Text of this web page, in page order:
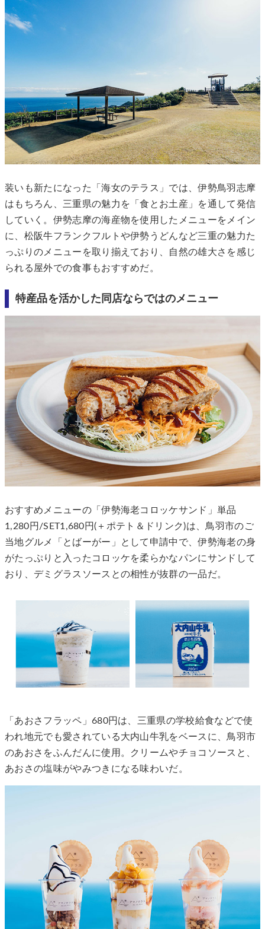
装いも新たになった「海女のテラス」では、伊勢鳥羽志摩
はもちろん、三重県の魅力を「食とお土産」を通して発信
していく。伊勢志摩の海産物を使用したメニューをメイン
に、松阪牛フランクフルトや伊勢うどんなど三重の魅力た
っぷりのメニューを取り揃えており、自然の雄大さを感じ
られる屋外での食事もおすすめだ。
特産品を活かした同店ならではのメニュー
おすすめメニューの「伊勢海老コロッケサンド」単品
1,280円/SET1,680円(＋ポテト＆ドリンク)は、鳥羽市のご
当地グルメ「とばーがー」として申請中で、伊勢海老の身
がたっぷりと入ったコロッケを柔らかなパンにサンドして
おり、デミグラスソースとの相性が抜群の一品だ。
「あおさフラッペ」680円は、三重県の学校給食などで使
われ地元でも愛されている大内山牛乳をベースに、鳥羽市
のあおさをふんだんに使用。クリームやチョコソースと、
あおさの塩味がやみつきになる味わいだ。